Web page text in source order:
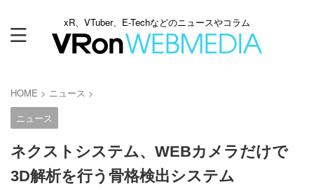
xR、VTuber、E-Techなどのニュースやコラム
HOME > ニュース >
ニュース
ネクストシステム、WEBカメラだけで
3D解析を行う骨格検出システム